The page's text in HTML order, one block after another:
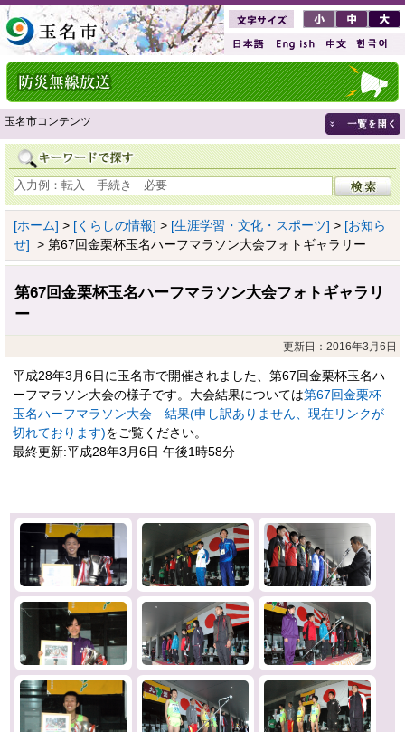
玉名市コンテンツ
[ホーム] > [くらしの情報] > [生涯学習・文化・スポーツ] > [お知ら
せ] > 第67回金栗杯玉名ハーフマラソン大会フォトギャラリー
第67回金栗杯玉名ハーフマラソン大会フォトギャラリ
ー
更新日：2016年3月6日
平成28年3月6日に玉名市で開催されました、第67回金栗杯玉名ハ
ーフマラソン大会の様子です。大会結果については第67回金栗杯
玉名ハーフマラソン大会 結果(申し訳ありません、現在リンクが
切れております)をご覧ください。
最終更新:平成28年3月6日 午後1時58分